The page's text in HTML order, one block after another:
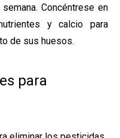
Concéntrese en
y calcio para
de sus huesos.
para